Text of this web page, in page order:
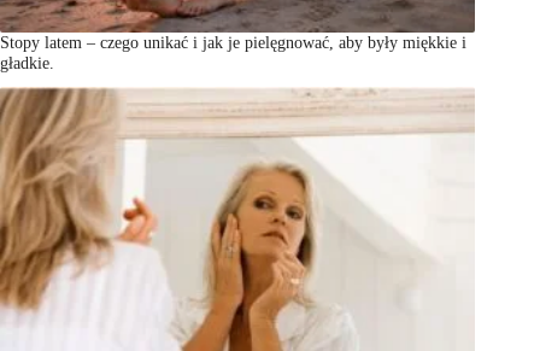
Stopy latem – czego unikać i jak je pielęgnować, aby były miękkie i
gładkie.